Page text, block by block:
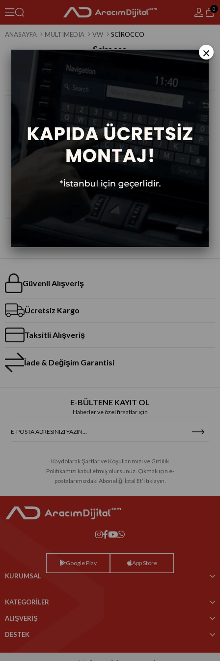
0
ANASAYFA MULTIMEDIA VW SCIROCCO
Scirocco
Filtreleme
Multimedya Sistemi 2013-2017
Güvenli Alışveriş
Ücretsiz Kargo
Taksitli Alışveriş
İade & Değişim Garantisi
E-BÜLTENE KAYIT OL
Haberler ve özel fırsatlar için
Kaydolarak Şartlar ve Koşullarımızı ve Gizlilik
Politikamızı kabul etmiş olursunuz. Çıkmak için e-
postalarımızdaki Aboneliği İptal Et’i tıklayın.
Google Play App Store
KURUMSAL
KATEGORİLER
ALIŞVERİŞ
DESTEK
×